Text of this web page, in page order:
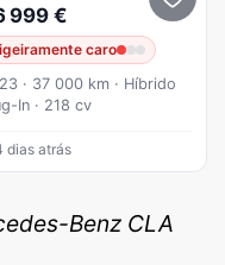
999 €
caro
· 37 000 km · Híbrido
In · 218 cv
dias atrás
Benz CLA